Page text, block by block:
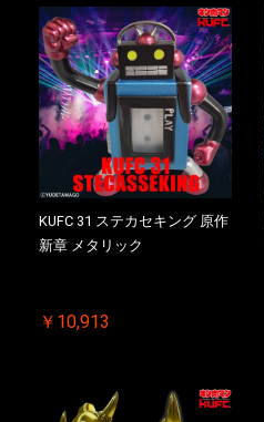
KUFC 31 ステカセキング 原作
新章 メタリック
￥10,913